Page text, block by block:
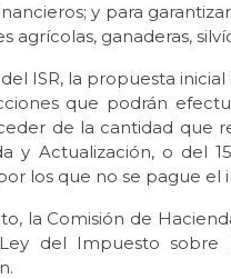
y para
agrícolas, ganaderas,
ISR, la propuesta
que podrán
de la cantidad que
y Actualización, o del
los que no se pague el
la Comisión de
del Impuesto sobre